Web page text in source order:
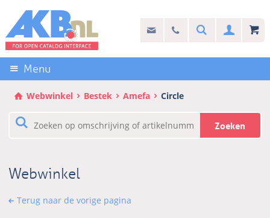
links
over
Direct
naar
de
inhoud
naar
info@akb.nl
Stel uw vraag
030 69 50 814Search
Menu
Webwinkel Bestek Amefa Circle
Zoeken
Webwinkel
Terug naar de vorige pagina